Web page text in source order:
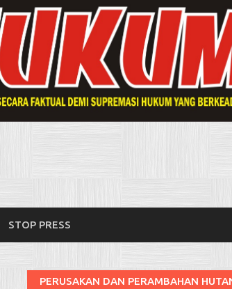
STOP PRESS
PERUSAKAN DAN PERAMBAHAN